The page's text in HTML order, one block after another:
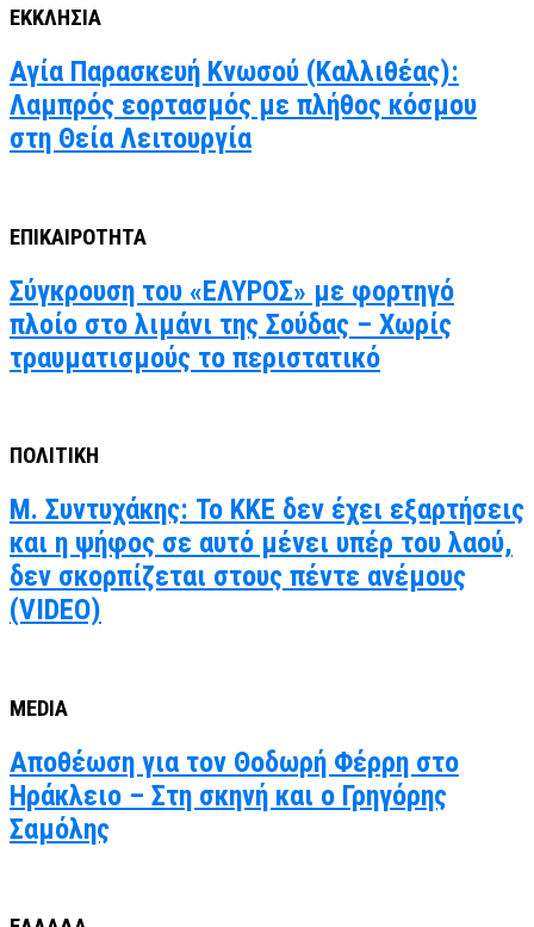
ΕΚΚΛΗΣΙΑ
Αγία Παρασκευή Κνωσού (Καλλιθέας):
Λαμπρός εορτασμός με πλήθος κόσμου
στη Θεία Λειτουργία
ΕΠΙΚΑΙΡΟΤΗΤΑ
Σύγκρουση του «ΕΛΥΡΟΣ» με φορτηγό
πλοίο στο λιμάνι της Σούδας – Χωρίς
τραυματισμούς το περιστατικό
ΠΟΛΙΤΙΚΗ
Μ. Συντυχάκης: Το ΚΚΕ δεν έχει εξαρτήσεις
και η ψήφος σε αυτό μένει υπέρ του λαού,
δεν σκορπίζεται στους πέντε ανέμους
(VIDEO)
MEDIA
Αποθέωση για τον Θοδωρή Φέρρη στο
Ηράκλειο – Στη σκηνή και ο Γρηγόρης
Σαμόλης